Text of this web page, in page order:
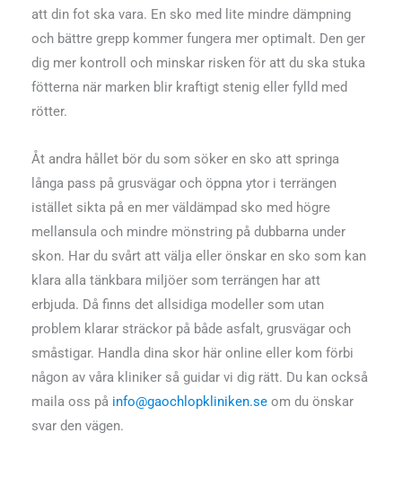
att din fot ska vara. En sko med lite mindre dämpning
och bättre grepp kommer fungera mer optimalt. Den ger
dig mer kontroll och minskar risken för att du ska stuka
fötterna när marken blir kraftigt stenig eller fylld med
rötter.
Åt andra hållet bör du som söker en sko att springa
långa pass på grusvägar och öppna ytor i terrängen
istället sikta på en mer väldämpad sko med högre
mellansula och mindre mönstring på dubbarna under
skon. Har du svårt att välja eller önskar en sko som kan
klara alla tänkbara miljöer som terrängen har att
erbjuda. Då finns det allsidiga modeller som utan
problem klarar sträckor på både asfalt, grusvägar och
småstigar. Handla dina skor här online eller kom förbi
någon av våra kliniker så guidar vi dig rätt. Du kan också
maila oss på info@gaochlopkliniken.se om du önskar
svar den vägen.